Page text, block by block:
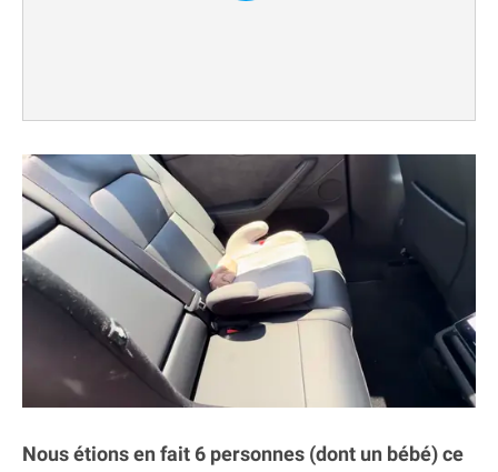
Nous étions en fait 6 personnes (dont un bébé) ce